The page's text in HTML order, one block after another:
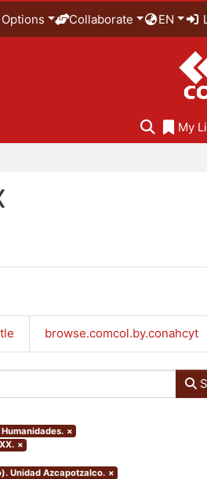
Options Collaborate EN
My
browse.comcol.by.conahcyt
×
×
Unidad Azcapotzalco. ×